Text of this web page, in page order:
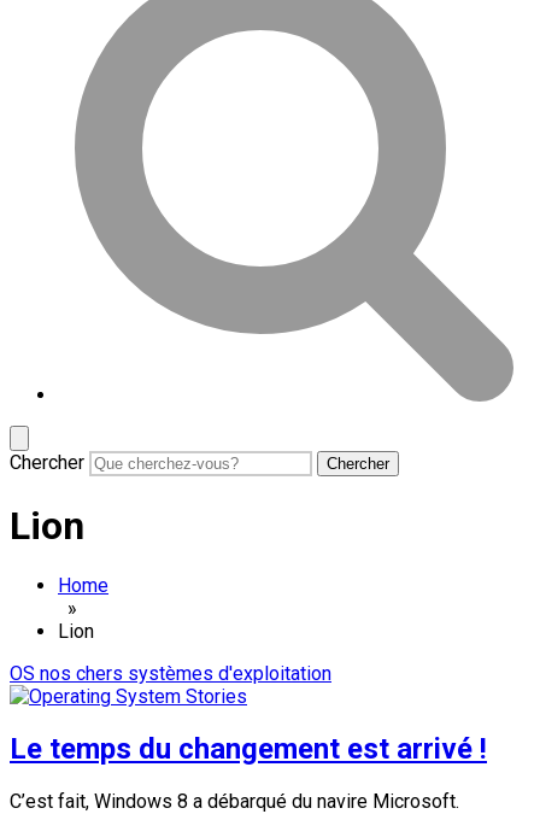
Chercher
Lion
Home
»
Lion
OS nos chers systèmes d'exploitation
Le temps du changement est arrivé !
C’est fait, Windows 8 a débarqué du navire Microsoft.